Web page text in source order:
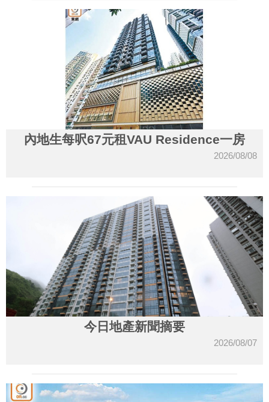
內地生每呎67元租VAU Residence一房
2026/08/08
今日地產新聞摘要
2026/08/07